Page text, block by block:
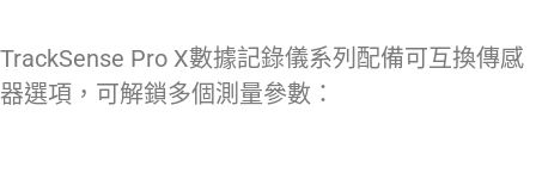
TrackSense Pro X數據記錄儀系列配備可互換傳感
器選項，可解鎖多個測量參數：